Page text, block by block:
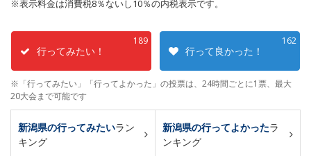
※表示料金は消費税8％ないし10％の内税表示です。
189
行ってみたい！
162
行って良かった！
※「行ってみたい」「行ってよかった」の投票は、24時間ごとに1票、最大
20大会まで可能です
新潟県の行ってみたいラン
キング
新潟県の行ってよかったラ
ンキング